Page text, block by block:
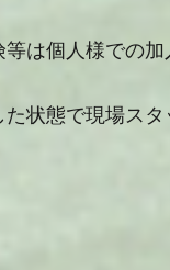
は個人様での加
状態で現場スタ